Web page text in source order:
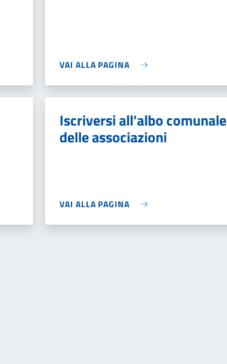
VAI ALLA PAGINA
Iscriversi all'albo comunale
delle associazioni
VAI ALLA PAGINA